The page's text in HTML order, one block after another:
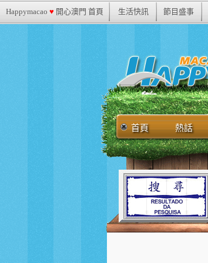
Happymacao ♥ 開心澳門 首頁 生活快訊 節目盛事
首頁 熱話